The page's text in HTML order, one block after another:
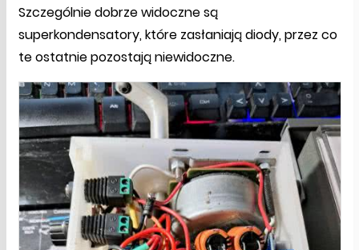
Szczególnie dobrze widoczne są
superkondensatory, które zasłaniają diody, przez co
te ostatnie pozostają niewidoczne.